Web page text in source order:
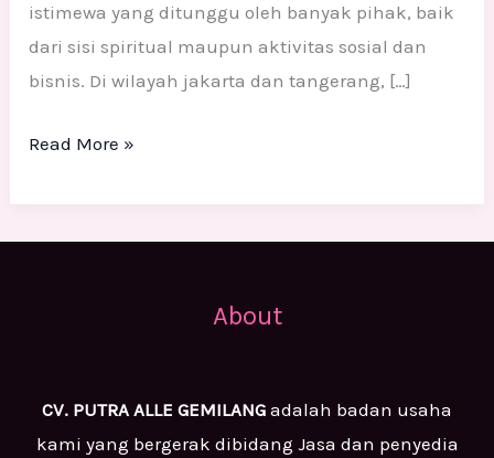
istimewa yang ditunggu oleh banyak pihak, baik
dari sisi spiritual maupun aktivitas sosial dan
bisnis. Di wilayah jakarta dan tangerang, […]
Read More »
About
CV. PUTRA ALLE GEMILANG adalah badan usaha
kami yang bergerak dibidang Jasa dan penyedia